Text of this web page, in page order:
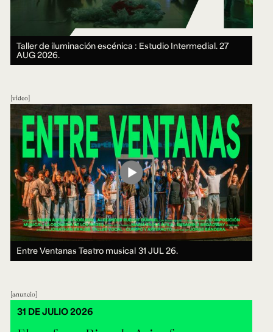
Taller de iluminación escénica : Estudio Intermedial.27
AUG 2026.
video
Entre Ventanas Teatro musical 31 JUL 26.
anuncio
31 DE JULIO 2026